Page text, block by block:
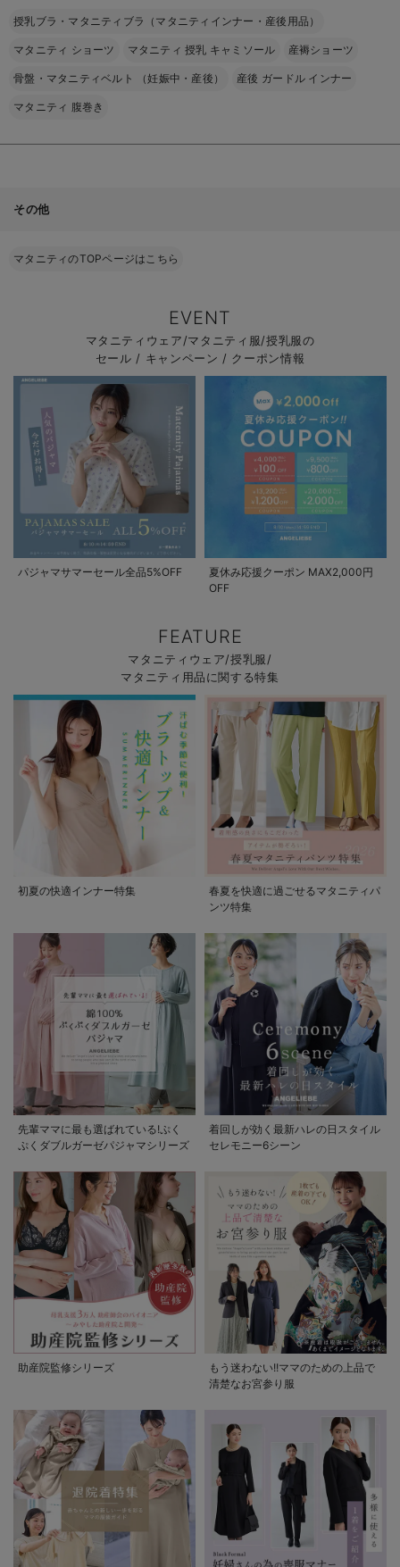
授乳ブラ・マタニティブラ（マタニティインナー・産後用品）
マタニティ ショーツ マタニティ 授乳 キャミソール 産褥ショーツ
骨盤・マタニティベルト （妊娠中・産後） 産後 ガードル インナー
マタニティ 腹巻き
その他
マタニティのTOPページはこちら
EVENT
マタニティウェア/マタニティ服/授乳服の
セール / キャンペーン / クーポン情報
パジャマサマーセール全品5%OFF
夏休み応援クーポン MAX2,000円
OFF
FEATURE
マタニティウェア/授乳服/
マタニティ用品に関する特集
初夏の快適インナー特集
春夏を快適に過ごせるマタニティパ
ンツ特集
先輩ママに最も選ばれている!ぷく
ぷくダブルガーゼパジャマシリーズ
着回しが効く最新ハレの日スタイル
セレモニー6シーン
助産院監修シリーズ
もう迷わない!!ママのための上品で
清楚なお宮参り服